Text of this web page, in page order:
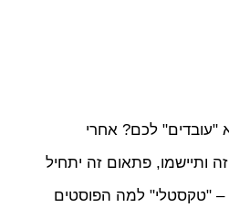
"עובדים" לכם? אחרי
פתאום זה יתחיל
– "טקסטלי" למה הפוסטים